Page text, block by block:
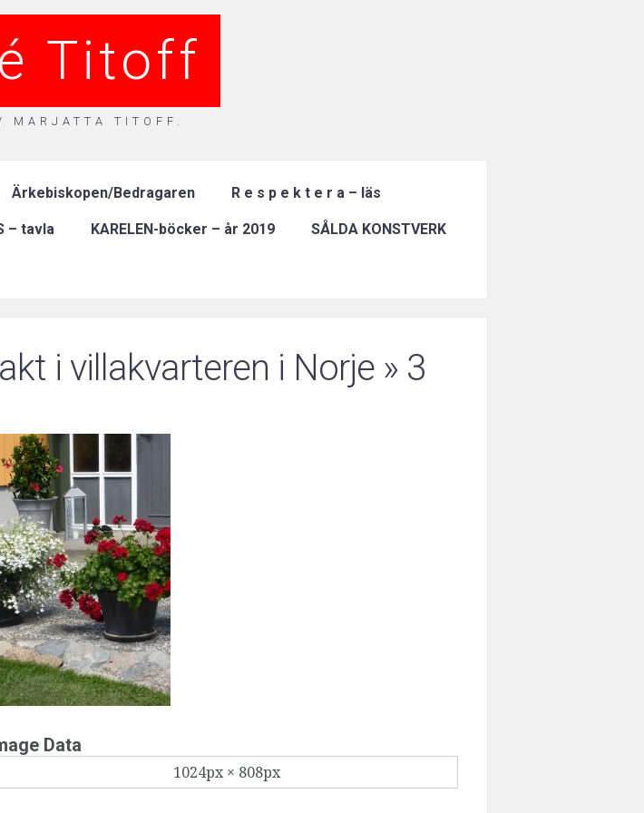
Titoff
MARJATTA TITOFF.
Ärkebiskopen/Bedragaren R e s p e k t e r a – läs
– tavla KARELEN-böcker – år 2019 SÅLDA KONSTVERK
i villakvarteren i Norje» 3
Data
1024px × 808px